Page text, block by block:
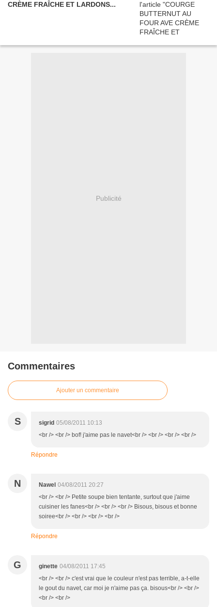
CRÈME FRAÎCHE ET LARDONS...
Publicité
Commentaires
Ajouter un commentaire
S sigrid 05/08/2011 10:13
<br /> <br /> bof! j'aime pas le navet<br /> <br /> <br /> <br />
Répondre
N Nawel 04/08/2011 20:27
<br /> <br /> Petite soupe bien tentante, surtout que j'aime
cuisiner les fanes<br /> <br /> <br /> Bisous, bisous et bonne
soiree<br /> <br /> <br /> <br />
Répondre
G ginette 04/08/2011 17:45
<br /> <br /> c'est vrai que le couleur n'est pas terrible, a-t-elle
le gout du navet, car moi je n'aime pas ça. bisous<br /> <br />
<br /> <br />